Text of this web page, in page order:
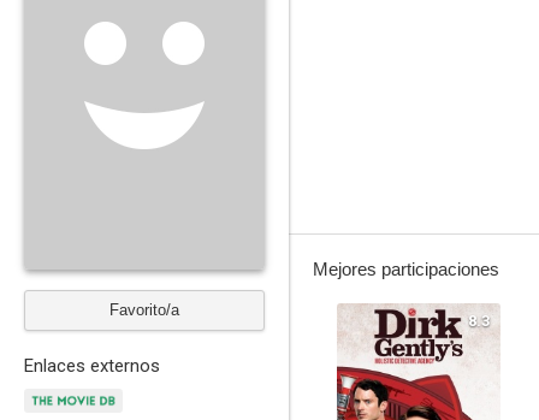
Favorito/a
Enlaces externos
Mejores participaciones
8.3